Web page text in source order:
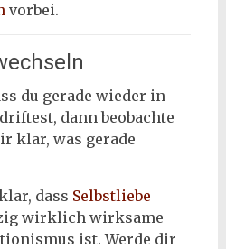
vorbei.
du gerade wieder in
dann beobachte
klar, was gerade
dass Selbstliebe
wirklich wirksame
ist. Werde dir